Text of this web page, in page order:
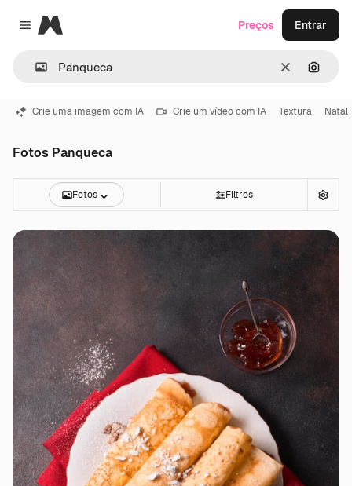
Close menu
Magnific
Limpar
Preços Entrar
Crie uma imagem com IA Crie um vídeo com IA Textura Natal
Fotos Panqueca
Fotos Filtros